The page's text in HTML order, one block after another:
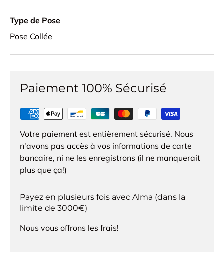
Type de Pose
Pose Collée
Paiement 100% Sécurisé
Votre paiement est entièrement sécurisé. Nous
n'avons pas accès à vos informations de carte
bancaire, ni ne les enregistrons (il ne manquerait
plus que ça!)
Payez en plusieurs fois avec Alma (dans la
limite de 3000€)
Nous vous offrons les frais!